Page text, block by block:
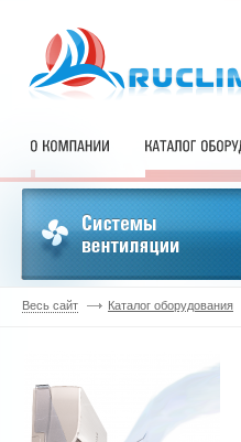
Весь сайт Каталог оборудования